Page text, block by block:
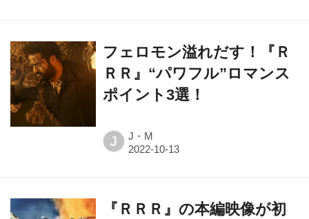
フェロモン溢れだす！『Ｒ
ＲＲ』“パワフル”ロマンス
ポイント3選！
J J・M
『ＲＲＲ』の本編映像が初